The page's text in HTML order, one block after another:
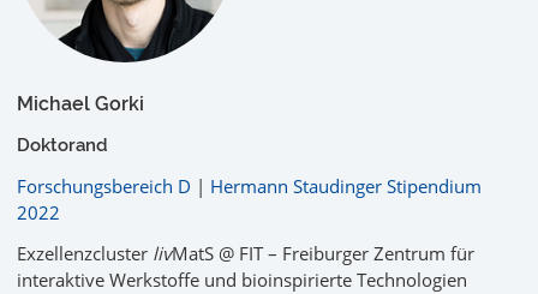
Michael Gorki
Doktorand
Forschungsbereich D | Hermann Staudinger Stipendium
2022
Exzellenzcluster livMatS @ FIT – Freiburger Zentrum für
interaktive Werkstoffe und bioinspirierte Technologien